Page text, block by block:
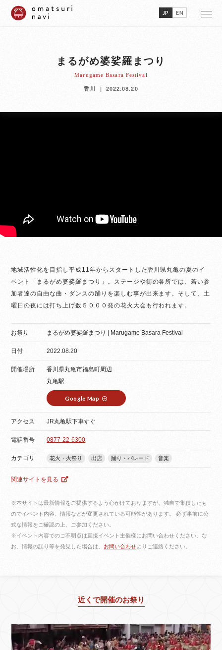
JP EN
まるがめ婆娑羅まつり
Marugame Basara Festival
香川 2022.08.20
地域活性化を目指し平成11年からスタートした香川県丸亀の夏のイ
ベント「まるがめ婆娑羅まつり」。ステージや街の各所では、若い参
加者達の自由な曲・ダンスの踊りを楽しむ事が出来ます。そして、土
曜日の夜には打ち上げ数５０００発の花火大会も行われます。
お祭り まるがめ婆娑羅まつり | Marugame Basara Festival
日付 2022.08.20
開催場所
香川県丸亀市福島町周辺
丸亀駅
Google Map
アクセス JR丸亀駅下車すぐ
電話番号 0877-22-6300
カテゴリ 花火・火祭り 出店 踊り・パレード 音楽
関連サイトを見る
※本サイトは最新情報をご提供するよう心がけておりますが、独自で集積したも
のでイベント内容、情報などが変更されている可能性があります。 必ず事前に公
式な情報をご確認の上、ご参加ください。
※イベント内容でのご不明点は直接イベント主催様にお問い合わせください。な
お、情報の誤り等を発見した場合は、 お問い合わせよりご連絡ください。
近くで開催のお祭り